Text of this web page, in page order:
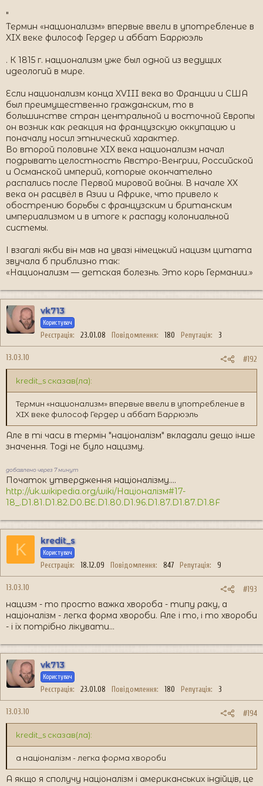
"
Термин «национализм» впервые ввели в употребление в
XIX веке философ Гердер и аббат Баррюэль
. К 1815 г. национализм уже был одной из ведущих
идеологий в мире.
Если национализм конца XVIII века во Франции и США
был преимущественно гражданским, то в
большинстве стран центральной и восточной Европы
он возник как реакция на французскую оккупацию и
поначалу носил этнический характер.
Во второй половине XIX века национализм начал
подрывать целостность Австро-Венгрии, Российской
и Османской империй, которые окончательно
распались после Первой мировой войны. В начале XX
века он расцвёл в Азии и Африке, что привело к
обострению борьбы с французским и британским
империализмом и в итоге к распаду колониальной
системы.
І взагалі якби він мав на увазі німецький нацизм цитата
звучала б приблизно так:
«Национализм — детская болезнь. Это корь Германии.»
vk713
Користувач
Реєстрація 23.01.08 Повідомлення 180 Репутація 3
13.03.10 #192
kredit_s сказав(ла):
Термин «национализм» впервые ввели в употребление в
XIX веке философ Гердер и аббат Баррюэль
Але в ті часи в термін "націоналізм" вкладали дещо інше
значення. Тоді не було нацизму.
добавлено через 7 минут
Початок утвердження націоналізму....
http://uk.wikipedia.org/wiki/Націоналізм#17-
18_.D1.81.D1.82.D0.BE.D1.80.D1.96.D1.87.D1.87.D1.8F
K kredit_s
Користувач
Реєстрація 18.12.09 Повідомлення 847 Репутація 9
13.03.10 #193
нацизм - то просто важка хвороба - типу раку, а
націоналізм - легка форма хвороби. Але і то, і то хвороби
- і їх потрібно лікувати...
vk713
Користувач
Реєстрація 23.01.08 Повідомлення 180 Репутація 3
13.03.10 #194
kredit_s сказав(ла):
а націоналізм - легка форма хвороби
А якщо я сполучу націоналізм і американських індійців, це